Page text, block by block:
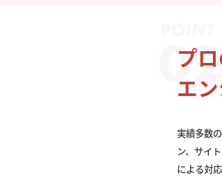
プ
エ
実績多数
ン、サイ
による対